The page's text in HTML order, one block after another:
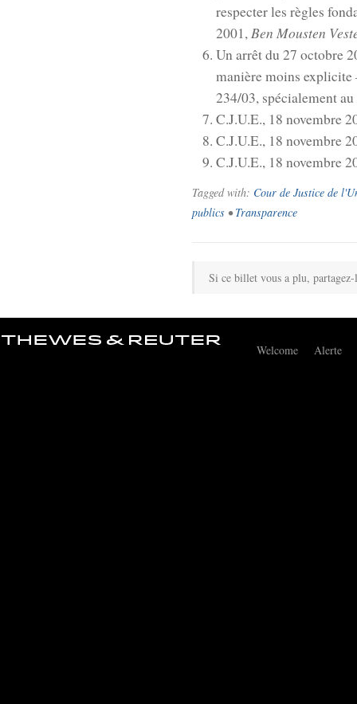
respecter les règles
2001,Ben Mousten
Un arrêt du 27 octobre
manière moins explicite
234/03, spécialement
C.J.U.E., 18 novembre
C.J.U.E., 18 novembre
C.J.U.E., 18 novembre
Tagged with: Cour de Justice de
publics •Transparence
Si ce billet vous a plu,
Welcome Alerte